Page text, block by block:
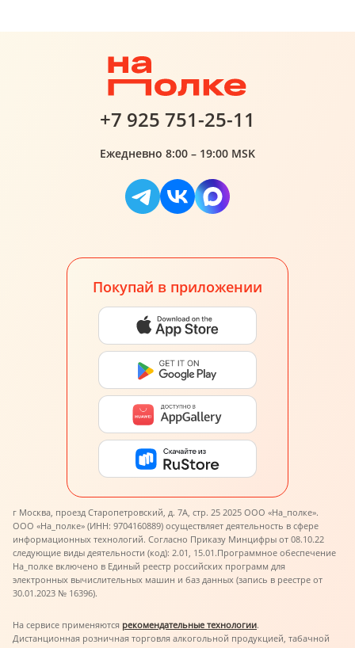
+7 925 751-25-11
Ежедневно 8:00 – 19:00 MSK
Покупай в приложении
г Москва, проезд Старопетровский, д. 7А, стр. 25 2025 ООО «На_полке».
ООО «На_полке» (ИНН: 9704160889) осуществляет деятельность в сфере
информационных технологий. Согласно Приказу Минцифры от 08.10.22
следующие виды деятельности (код): 2.01, 15.01.Программное обеспечение
На_полке включено в Единый реестр российских программ для
электронных вычислительных машин и баз данных (запись в реестре от
30.01.2023 № 16396).
На сервисе применяются рекомендательные технологии.
Дистанционная розничная торговля алкогольной продукцией, табачной